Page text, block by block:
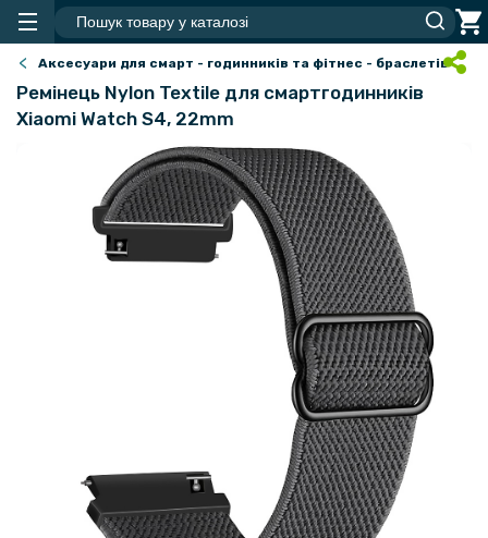
Аксесуари для смарт - годинників та фітнес - браслетів
Ремінець Nylon Textile для смартгодинників
Xiaomi Watch S4, 22mm